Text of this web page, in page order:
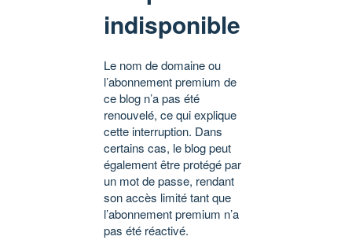
indisponible
Le nom de domaine ou
l’abonnement premium de
ce blog n’a pas été
renouvelé, ce qui explique
cette interruption. Dans
certains cas, le blog peut
également être protégé par
un mot de passe, rendant
son accès limité tant que
l’abonnement premium n’a
pas été réactivé.